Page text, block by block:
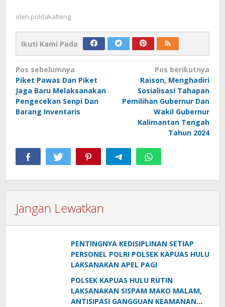
oleh poldakalteng
Ikuti Kami Pada
Navigasi
pos
Pos sebelumnya
Piket Pawas Dan Piket
Jaga Baru Melaksanakan
Pengecekan Senpi Dan
Barang Inventaris
Pos berikutnya
Raison, Menghadiri
Sosialisasi Tahapan
Pemilihan Gubernur Dan
Wakil Gubernur
Kalimantan Tengah
Tahun 2024
Jangan Lewatkan
PENTINGNYA KEDISIPLINAN SETIAP
PERSONEL POLRI POLSEK KAPUAS HULU
LAKSANAKAN APEL PAGI
POLSEK KAPUAS HULU RUTIN
LAKSANAKAN SISPAM MAKO MALAM,
ANTISIPASI GANGGUAN KEAMANAN